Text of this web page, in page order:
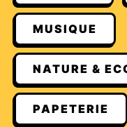
MUSIQUE
NATURE &
PAPETERIE